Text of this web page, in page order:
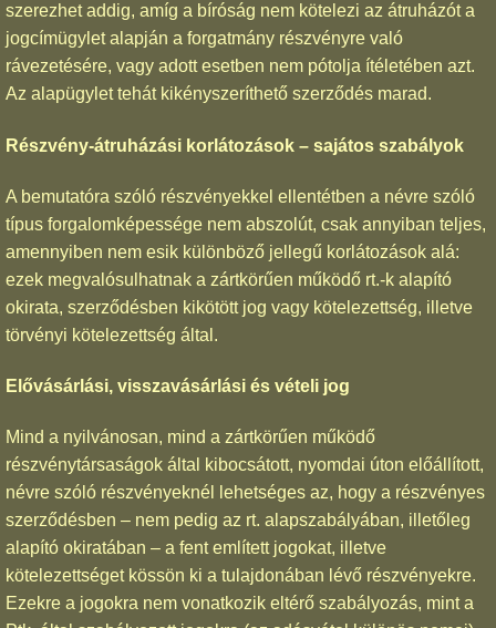
szerezhet addig, amíg a bíróság nem kötelezi az átruházót a
jogcímügylet alapján a forgatmány részvényre való
rávezetésére, vagy adott esetben nem pótolja ítéletében azt.
Az alapügylet tehát kikényszeríthető szerződés marad.
Részvény-átruházási korlátozások – sajátos szabályok
A bemutatóra szóló részvényekkel ellentétben a névre szóló
típus forgalomképessége nem abszolút, csak annyiban teljes,
amennyiben nem esik különböző jellegű korlátozások alá:
ezek megvalósulhatnak a zártkörűen működő rt.-k alapító
okirata, szerződésben kikötött jog vagy kötelezettség, illetve
törvényi kötelezettség által.
Elővásárlási, visszavásárlási és vételi jog
Mind a nyilvánosan, mind a zártkörűen működő
részvénytársaságok által kibocsátott, nyomdai úton előállított,
névre szóló részvényeknél lehetséges az, hogy a részvényes
szerződésben – nem pedig az rt. alapszabályában, illetőleg
alapító okiratában – a fent említett jogokat, illetve
kötelezettséget kössön ki a tulajdonában lévő részvényekre.
Ezekre a jogokra nem vonatkozik eltérő szabályozás, mint a